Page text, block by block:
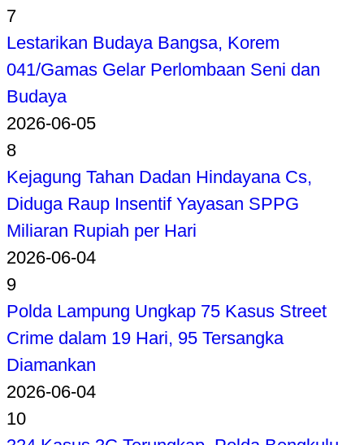
7
Lestarikan Budaya Bangsa, Korem
041/Gamas Gelar Perlombaan Seni dan
Budaya
2026-06-05
8
Kejagung Tahan Dadan Hindayana Cs,
Diduga Raup Insentif Yayasan SPPG
Miliaran Rupiah per Hari
2026-06-04
9
Polda Lampung Ungkap 75 Kasus Street
Crime dalam 19 Hari, 95 Tersangka
Diamankan
2026-06-04
10